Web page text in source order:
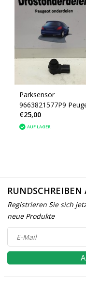
Parksensor
9663821577P9
308
(6590F6)1611735680
€25,00
AUF LAGER
Registrieren Sie sich
neue Produkte